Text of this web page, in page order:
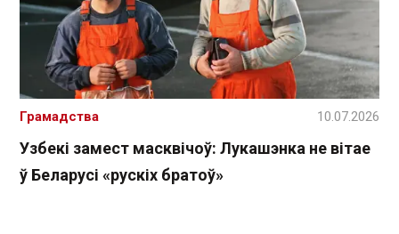
Узбекі замест масквічоў: Лукашэнка не вітае
ў Беларусі «рускіх братоў»
Грамадства 10.07.2026